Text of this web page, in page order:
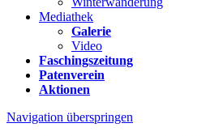
Mediathek
Galerie
Video
Faschingszeitung
Patenverein
Aktionen
Navigation überspringen